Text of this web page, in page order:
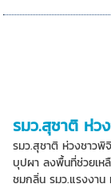
รมว.สุชาติ ห่
รมว.สุชาติ ห่วงชาว
บุปผา ลงพื้นที่ช่วยเห
ชมกลิ่น รมว.แรงงาน